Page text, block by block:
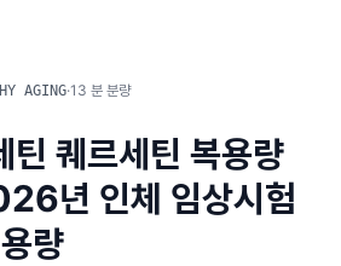
AGING·13 분 분량
틴 퀘르세틴 복용량
년 인체 임상시험
량